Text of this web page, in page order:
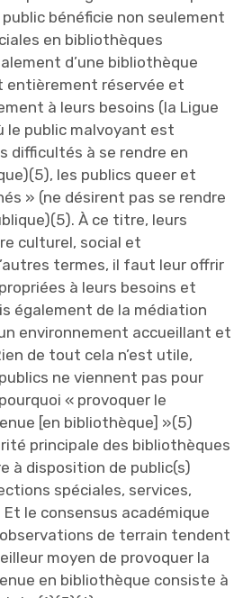
bénéficie non seulement
en bibliothèques
d’une bibliothèque
entièrement réservée et
à leurs besoins (la Ligue
le public malvoyant est
difficultés à se rendre en
les publics queer et
» (ne désirent pas se rendre
À ce titre, leurs
culturel, social et
termes, il faut leur offrir
à leurs besoins et
également de la médiation
environnement accueillant et
de tout cela n’est utile,
ne viennent pas pour
« provoquer le
[en bibliothèque] »(5)
principale des bibliothèques
à disposition de public(s)
spéciales, services,
le consensus académique
de terrain tendent
moyen de provoquer la
en bibliothèque consiste à